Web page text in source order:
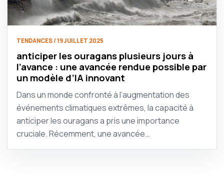
TENDANCES / 19 JUILLET 2025
anticiper les ouragans plusieurs jours à
l’avance : une avancée rendue possible par
un modèle d’IA innovant
Dans un monde confronté à l’augmentation des
événements climatiques extrêmes, la capacité à
anticiper les ouragans a pris une importance
cruciale. Récemment, une avancée…